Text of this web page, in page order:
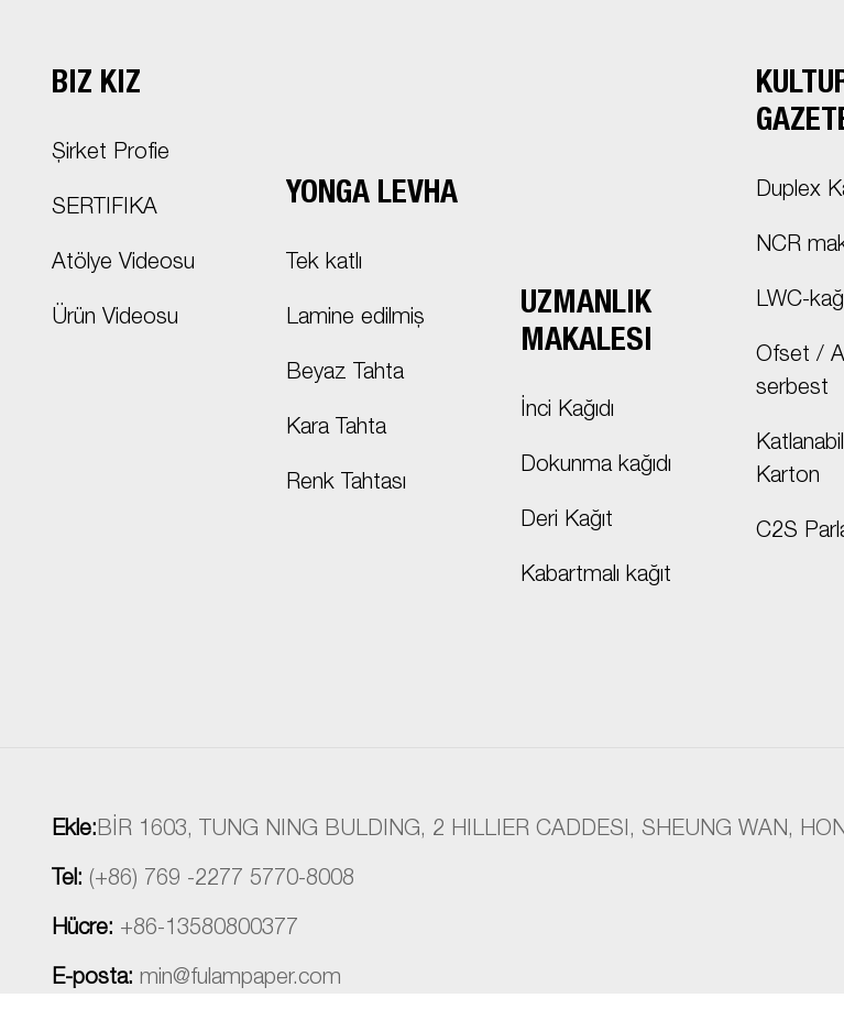
BIZ KİZ
Şirket Profie
SERTIFIKA
Atölye Videosu
Ürün Videosu
YONGA LEVHA
Tek katlı
Lamine edilmiş
Beyaz Tahta
Kara Tahta
Renk Tahtası
UZMANLIK
MAKALESI
İnci Kağıdı
Dokunma kağıdı
Deri Kağıt
Kabartmalı kağıt
Duplex
NCR
LWC-
Ofset /
serbest
Karton
C2S
Ekle:BİR 1603, TUNG NING BULDING, 2 HILLIER CADDESI, SHEUNG WAN,
Tel: (+86) 769 -2277 5770-8008
Hücre: +86-13580800377
E-posta: min@fulampaper.com